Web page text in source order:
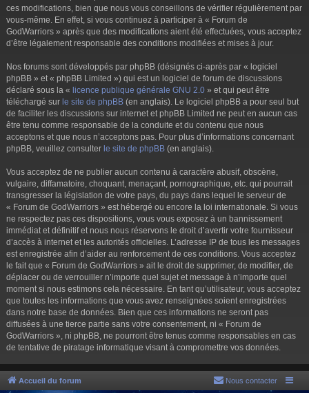
ces modifications, bien que nous vous conseillons de vérifier régulièrement par
vous-même. En effet, si vous continuez à participer à « Forum de
GodWarriors » après que des modifications aient été effectuées, vous acceptez
d’être légalement responsable des conditions modifiées et mises à jour.
Nos forums sont développés par phpBB (désignés ci-après par « logiciel
phpBB » et « phpBB Limited ») qui est un logiciel de forum de discussions
déclaré sous la « licence publique générale GNU 2.0 » et qui peut être
téléchargé sur le site de phpBB (en anglais). Le logiciel phpBB a pour seul but
de faciliter les discussions sur internet et phpBB Limited ne peut en aucun cas
être tenu comme responsable de la conduite et du contenu que nous
acceptons et que nous n’acceptons pas. Pour plus d’informations concernant
phpBB, veuillez consulter le site de phpBB (en anglais).
Vous acceptez de ne publier aucun contenu à caractère abusif, obscène,
vulgaire, diffamatoire, choquant, menaçant, pornographique, etc. qui pourrait
transgresser la législation de votre pays, du pays dans lequel le serveur de
« Forum de GodWarriors » est hébergé ou encore la loi internationale. Si vous
ne respectez pas ces dispositions, vous vous exposez à un bannissement
immédiat et définitif et nous nous réservons le droit d’avertir votre fournisseur
d’accès à internet et les autorités officielles. L’adresse IP de tous les messages
est enregistrée afin d’aider au renforcement de ces conditions. Vous acceptez
le fait que « Forum de GodWarriors » ait le droit de supprimer, de modifier, de
déplacer ou de verrouiller n’importe quel sujet et message à n’importe quel
moment si nous estimons cela nécessaire. En tant qu’utilisateur, vous acceptez
que toutes les informations que vous avez renseignées soient enregistrées
dans notre base de données. Bien que ces informations ne seront pas
diffusées à une tierce partie sans votre consentement, ni « Forum de
GodWarriors », ni phpBB, ne pourront être tenus comme responsables en cas
de tentative de piratage informatique visant à compromettre vos données.
Accueil du forum Nous contacter